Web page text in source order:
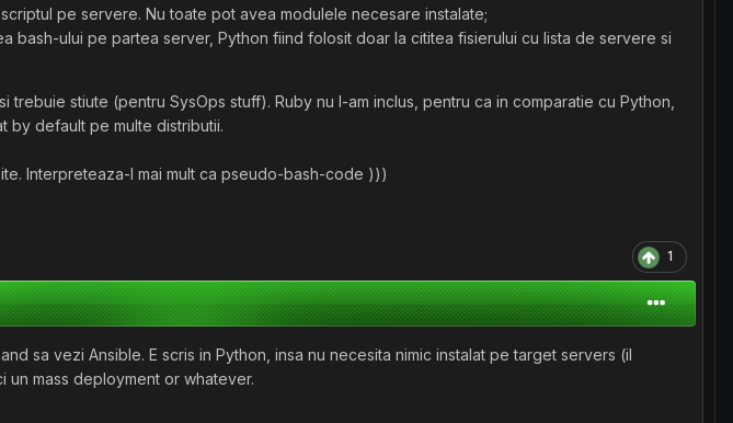
pe servere. Nu toate pot avea modulele necesare instalate;
bash-ului pe partea server, Python fiind folosit doar la cititea fisierului cu lista de servere si
stiute (pentru SysOps stuff). Ruby nu l-am inclus, pentru ca in comparatie cu Python,
by default pe multe distributii.
Interpreteaza-l mai mult ca pseudo-bash-code )))
1
sa vezi Ansible. E scris in Python, insa nu necesita nimic instalat pe target servers (il
un mass deployment or whatever.